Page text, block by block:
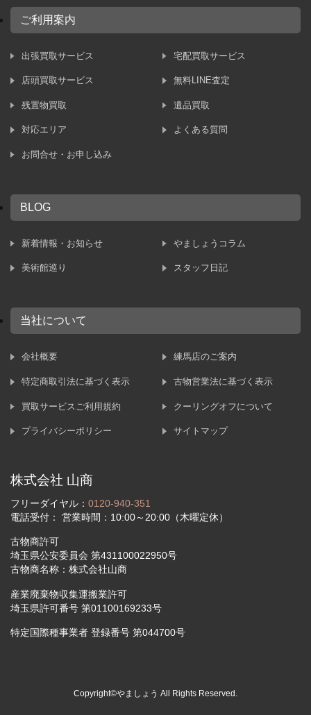
ご利用案内
出張買取サービス 宅配買取サービス
店頭買取サービス 無料LINE査定
残置物買取 遺品買取
対応エリア よくある質問
お問合せ・お申し込み
BLOG
新着情報・お知らせ やましょうコラム
美術館巡り スタッフ日記
当社について
会社概要 練馬店のご案内
特定商取引法に基づく表示 古物営業法に基づく表示
買取サービスご利用規約 クーリングオフについて
プライバシーポリシー サイトマップ
株式会社 山商
フリーダイヤル： 0120-940-351
電話受付： 営業時間：10:00～20:00（木曜定休）
古物商許可
埼玉県公安委員会 第431100022950号
古物商名称：株式会社山商
産業廃棄物収集運搬業許可
埼玉県許可番号 第01100169233号
特定国際種事業者 登録番号 第044700号
Copyright©やましょう All Rights Reserved.